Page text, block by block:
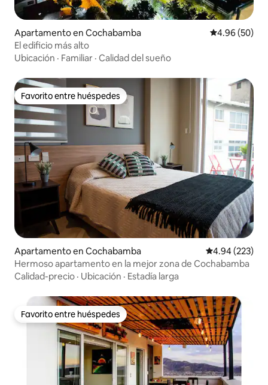
Apartamento en Cochabamba Calificación
4.96 (50)
El edificio más alto
Ubicación · Familiar · Calidad del sueño
Favorito entre huéspedes
Favorito entre huéspedes
Apartamento en Cochabamba Calificación
4.94 (223)
Hermoso apartamento en la mejor zona de Cochabamba
Calidad-precio · Ubicación · Estadía larga
Favorito entre huéspedes
Favorito entre huéspedes